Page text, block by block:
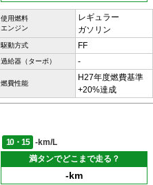
使用燃料
エンジン
レギュラー
ガソリン
駆動方式 FF
過給器（ターボ） -
燃費性能
H27年度燃費基準
+20%達成
10・15
-km/L
満タンでどこまで走る？
-km